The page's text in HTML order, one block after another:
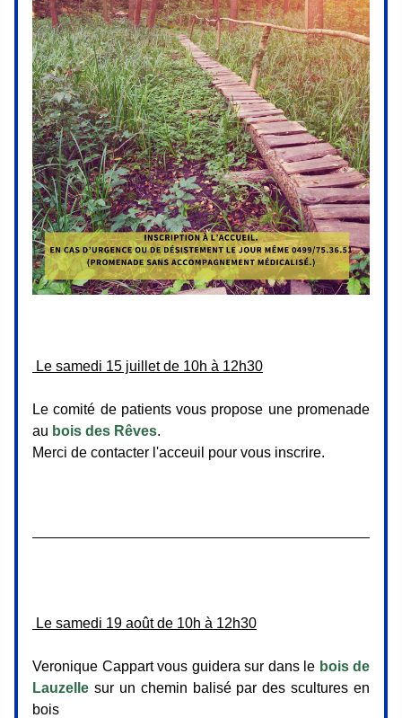
Le samedi 15 juillet de 10h à 12h30
Le comité de patients vous propose une promenade
au bois des Rêves.
Merci de contacter l'acceuil pour vous inscrire.
Le samedi 19 août de 10h à 12h30
Veronique Cappart vous guidera sur dans le bois de
Lauzelle sur un chemin balisé par des scultures en
bois